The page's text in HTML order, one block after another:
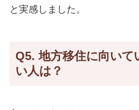
と実感しました。
Q5. 地方移住に向いて
い人は？